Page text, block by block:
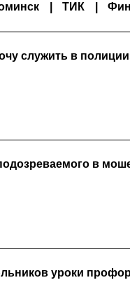
ТИК
служить в
в
уроки